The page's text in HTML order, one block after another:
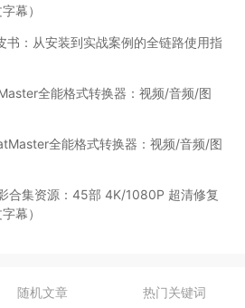
幕）
书：从安装到实战案例的全链路使用指
全能格式转换器：视频/音频/图
全能格式转换器：视频/音频/图
合集资源：45部 4K/1080P 超清修复
幕）
随机文章 热门关键词